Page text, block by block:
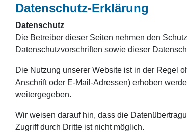
Datenschutz-Erklärung
Datenschutz
Die Betreiber dieser Seiten nehmen den
Datenschutzvorschriften sowie dieser
Die Nutzung unserer Website ist in der Regel
Anschrift oder E-Mail-Adressen) erhoben
weitergegeben.
Wir weisen darauf hin, dass die
Zugriff durch Dritte ist nicht möglich.